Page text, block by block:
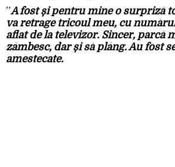
”A fost și pentru mine o surpriză
va retrage tricoul meu, cu
aflat de la televizor. Sincer, parcă
zâmbesc, dar și să plâng. Au fost
amestecate.